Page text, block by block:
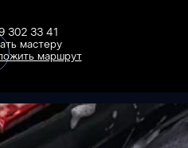
302 33 41
мастеру
маршрут